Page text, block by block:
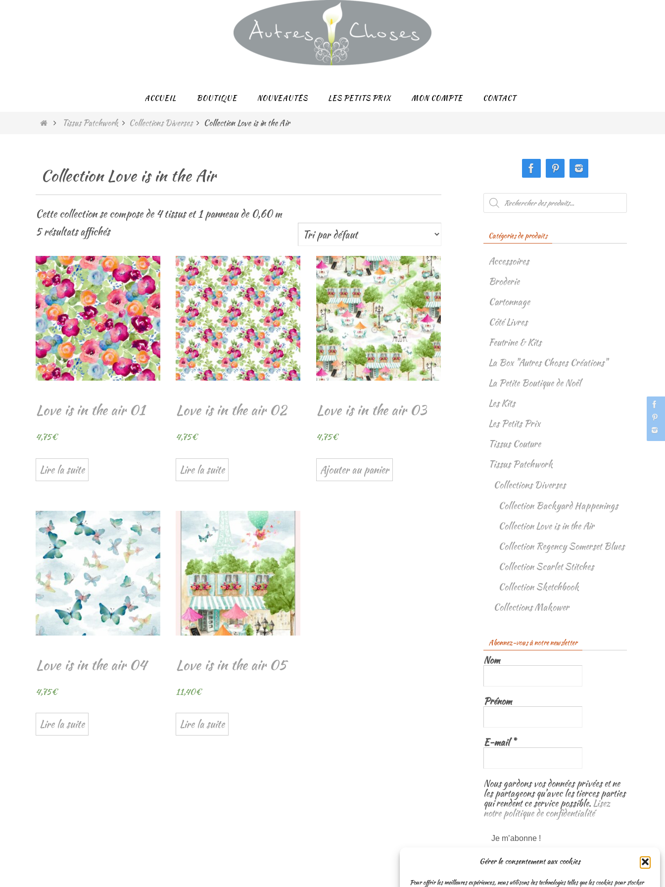
Gérer le consentement aux cookies
Pour offrir les meilleures expériences, nous utilisons des technologies telles que les cookies pour stocker
ACCUEIL BOUTIQUE NOUVEAUTÉS LES PETITS PRIX MON COMPTE CONTACT
HomeTissus Patchwork Collections Diverses Collection Love is in the Air
Collection Love is in the Air
Cette collection se compose de 4 tissus et 1 panneau de 0,60 m
5 résultats affichés
Love is in the air 01
4,75€
Lire la suite
Love is in the air 02
4,75€
Lire la suite
Love is in the air 03
4,75€
Ajouter au panier
Love is in the air 04
4,75€
Lire la suite
Love is in the air 05
11,40€
Lire la suite
Recherche
de
produits
Catégories de produits
Accessoires
Broderie
Cartonnage
Côté Livres
Feutrine & Kits
La Box "Autres Choses Créations"
La Petite Boutique de Noël
Les Kits
Les Petits Prix
Tissus Couture
Tissus Patchwork
Collections Diverses
Collection Backyard Happenings
Collection Love is in the Air
Collection Regency Somerset Blues
Collection Scarlet Stitches
Collection Sketchbook
Collections Makower
Abonnez-vous à notre newsletter
Nom
Prénom
E-mail*
Nous gardons vos données privées et ne
les partageons qu’avec les tierces parties
qui rendent ce service possible.Lisez
notre politique de confidentialité